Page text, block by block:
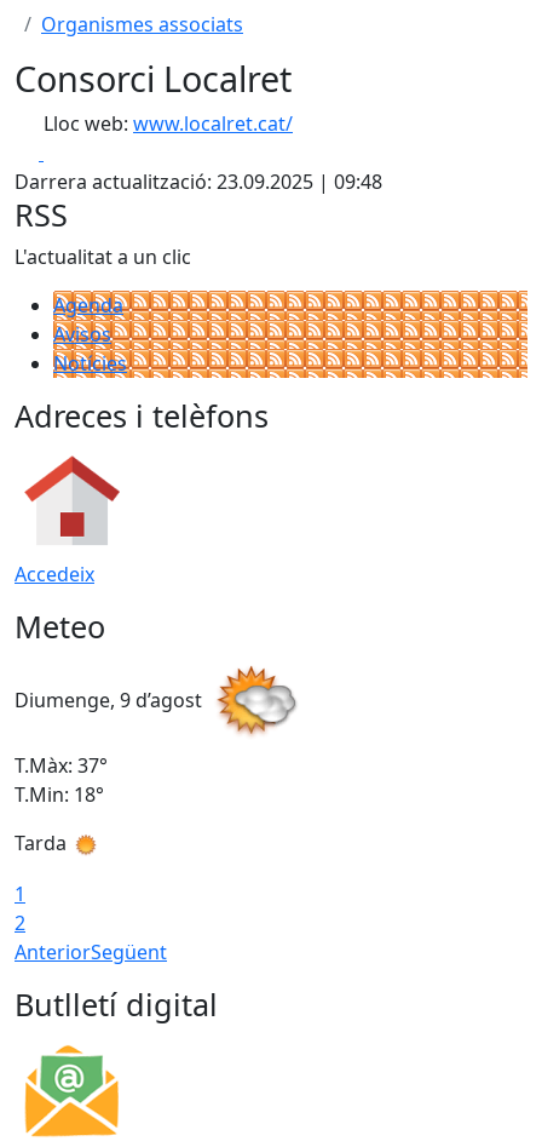
Organismes associats
Consorci Localret
Lloc web: www.localret.cat/
Darrera actualització: 23.09.2025 | 09:48
RSS
L'actualitat a un clic
Agenda
Avisos
Notícies
Adreces i telèfons
Accedeix
Meteo
Diumenge, 9 d’agost
T.Màx: 37°
T.Min: 18°
Tarda
1
2
AnteriorSegüent
Butlletí digital